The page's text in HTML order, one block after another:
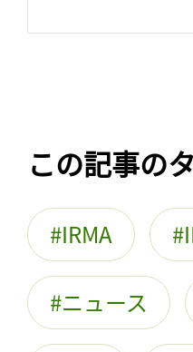
この記事の
IRMA
ニュース